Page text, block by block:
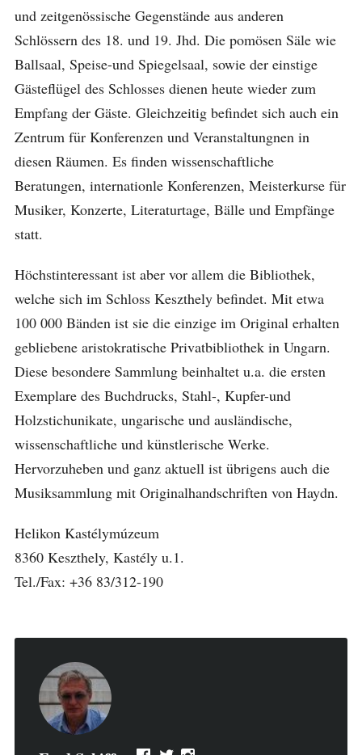
und zeitgenössische Gegenstände aus anderen
Schlössern des 18. und 19. Jhd. Die pomösen Säle wie
Ballsaal, Speise-und Spiegelsaal, sowie der einstige
Gästeflügel des Schlosses dienen heute wieder zum
Empfang der Gäste. Gleichzeitig befindet sich auch ein
Zentrum für Konferenzen und Veranstaltungnen in
diesen Räumen. Es finden wissenschaftliche
Beratungen, internationle Konferenzen, Meisterkurse für
Musiker, Konzerte, Literaturtage, Bälle und Empfänge
statt.
Höchstinteressant ist aber vor allem die Bibliothek,
welche sich im Schloss Keszthely befindet. Mit etwa
100 000 Bänden ist sie die einzige im Original erhalten
gebliebene aristokratische Privatbibliothek in Ungarn.
Diese besondere Sammlung beinhaltet u.a. die ersten
Exemplare des Buchdrucks, Stahl-, Kupfer-und
Holzstichunikate, ungarische und ausländische,
wissenschaftliche und künstlerische Werke.
Hervorzuheben und ganz aktuell ist übrigens auch die
Musiksammlung mit Originalhandschriften von Haydn.
Helikon Kastélymúzeum
8360 Keszthely, Kastély u.1.
Tel./Fax: +36 83/312-190